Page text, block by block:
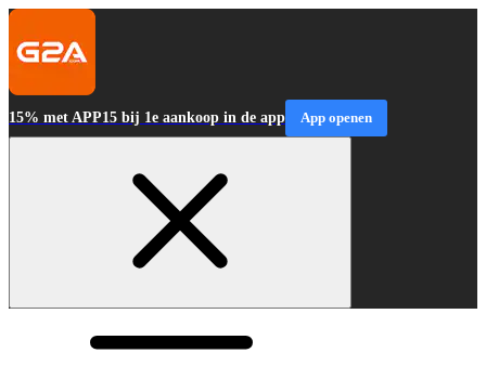
15% met APP15 bij 1e aankoop in de app App openen